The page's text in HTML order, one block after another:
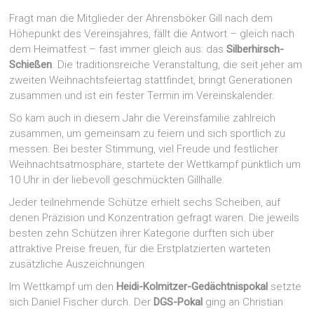
Fragt man die Mitglieder der Ahrensböker Gill nach dem
Höhepunkt des Vereinsjahres, fällt die Antwort – gleich nach
dem Heimatfest – fast immer gleich aus: dasSilberhirsch-
Schießen. Die traditionsreiche Veranstaltung, die seit jeher am
zweiten Weihnachtsfeiertag stattfindet, bringt Generationen
zusammen und ist ein fester Termin im Vereinskalender.
So kam auch in diesem Jahr die Vereinsfamilie zahlreich
zusammen, um gemeinsam zu feiern und sich sportlich zu
messen. Bei bester Stimmung, viel Freude und festlicher
Weihnachtsatmosphäre, startete der Wettkampf pünktlich um
10 Uhr in der liebevoll geschmückten Gillhalle.
Jeder teilnehmende Schütze erhielt sechs Scheiben, auf
denen Präzision und Konzentration gefragt waren. Die jeweils
besten zehn Schützen ihrer Kategorie durften sich über
attraktive Preise freuen, für die Erstplatzierten warteten
zusätzliche Auszeichnungen.
Im Wettkampf um den Heidi-Kolmitzer-Gedächtnispokal setzte
sich Daniel Fischer durch. Der DGS-Pokal ging an Christian